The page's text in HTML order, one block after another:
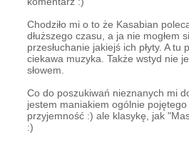
Chodziło mi o to że Kasabian
dłuższego czasu, a ja nie mogłem
przesłuchanie jakiejś ich płyty. A
ciekawa muzyka. Także wstyd nie
słowem.
Co do poszukiwań nieznanych mi
jestem maniakiem ogólnie
przyjemność :) ale klasykę, jak
:)